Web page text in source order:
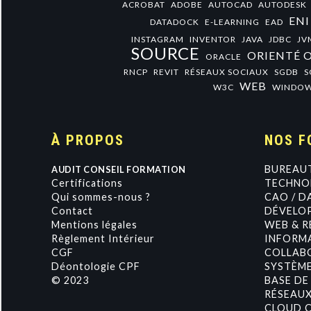
ACROBAT ADOBE AUTOCAD AUTODESK
DATADOCK E-LEARNING EAD ENI
INSTAGRAM INVENTOR JAVA JDBC
SOURCE ORACLE ORIENTÉ
RNCP REVIT RÉSEAUX SOCIAUX SGDB
W3C WEB
À PROPOS
AUDIT CONSEIL FORMATION
Certifications
Qui sommes-nous ?
Contact
Mentions légales
Règlement Intérieur
CGF
Déontologie CPF
© 2023
NOS
CAO /
WEB &
BASE
CLOUD